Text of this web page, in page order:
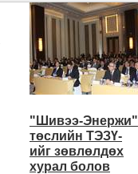
"Шивээ-Энержи"
төслийн ТЭЗҮ-
ийг зөвлөлдөх
хурал болов